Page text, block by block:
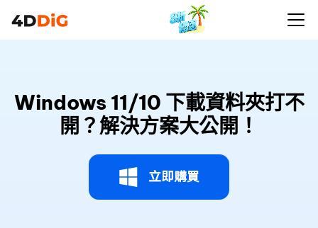
Windows 11/10 下載資料夾打不
開？解決方案大公開！
立即購買